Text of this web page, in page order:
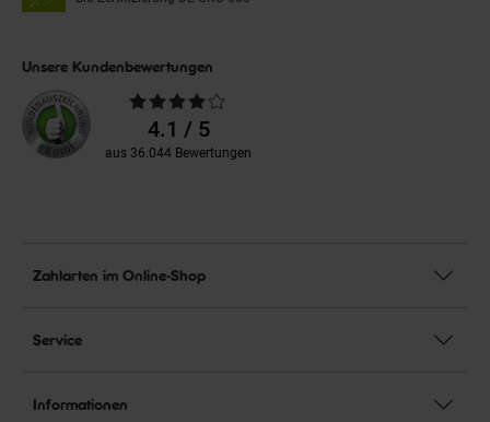
Unsere Kundenbewertungen
Durchschnittliche
Bewertungen4.1 / 5
aus 36.044 Bewertungen
Zahlarten im Online-Shop
Service
Informationen